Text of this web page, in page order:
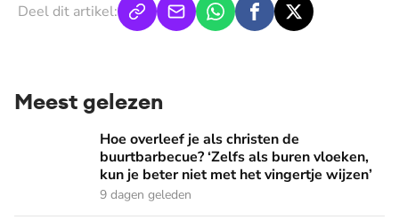
Deel dit artikel:
Meest gelezen
Hoe overleef je als christen de buurtbarbecue? ‘Zelfs als
Hoe overleef je als christen de
buurtbarbecue? ‘Zelfs als buren vloeken,
kun je beter niet met het vingertje wijzen’
9 dagen geleden